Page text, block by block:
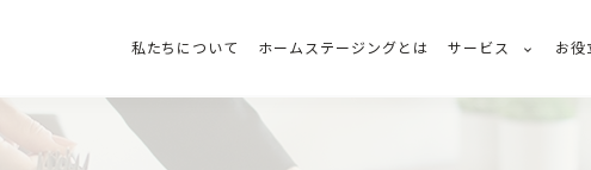
私たちについて ホームステージングとは サービス お役